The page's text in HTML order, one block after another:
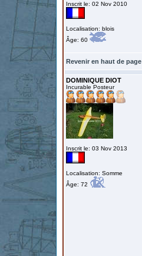
Inscrit le: 02 Nov 2010
Localisation: blois
Âge: 60
Revenir en haut de page
DOMINIQUE DIOT
Incurable Posteur
Inscrit le: 03 Nov 2013
Localisation: Somme
Âge: 72